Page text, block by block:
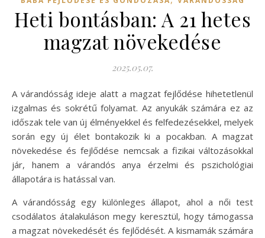
Heti bontásban: A 21 hetes
magzat növekedése
2025.05.07.
A várandósság ideje alatt a magzat fejlődése hihetetlenül
izgalmas és sokrétű folyamat. Az anyukák számára ez az
időszak tele van új élményekkel és felfedezésekkel, melyek
során egy új élet bontakozik ki a pocakban. A magzat
növekedése és fejlődése nemcsak a fizikai változásokkal
jár, hanem a várandós anya érzelmi és pszichológiai
állapotára is hatással van.
A várandósság egy különleges állapot, ahol a női test
csodálatos átalakuláson megy keresztül, hogy támogassa
a magzat növekedését és fejlődését. A kismamák számára